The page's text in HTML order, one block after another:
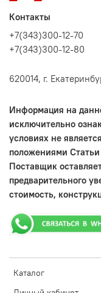
Каталог
Контакты
+7(343)300-12-70
+7(343)300-12-80
620014, г.
Информация на
исключительно
условиях не
положениями
Поставщик
предварительного
стоимость,